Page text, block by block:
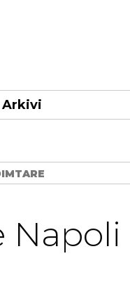
Arkivi
Napoli